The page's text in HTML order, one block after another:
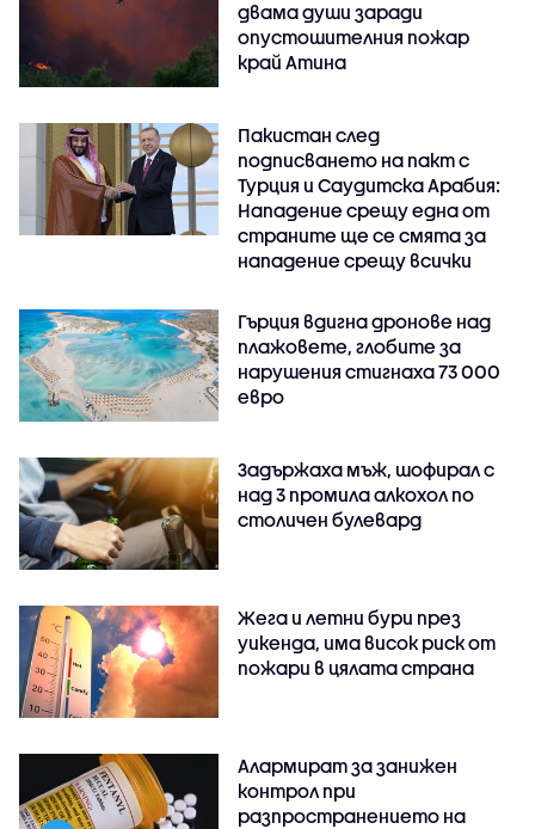
двама души заради
опустошителния пожар
край Атина
Пакистан след
подписването на пакт с
Турция и Саудитска Арабия:
Нападение срещу една от
страните ще се смята за
нападение срещу всички
Гърция вдигна дронове над
плажовете, глобите за
нарушения стигнаха 73 000
евро
Задържаха мъж, шофирал с
над 3 промила алкохол по
столичен булевард
Жега и летни бури през
уикенда, има висок риск от
пожари в цялата страна
Алармират за занижен
контрол при
разпространението на